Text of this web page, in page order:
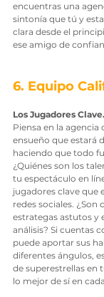
encuentras una
sintonía que tú y
clara desde el
ese amigo de
6. Equipo
Los Jugadores Clave.
Piensa en la
ensueño que estará
haciendo que todo
¿Quiénes son los
tu espectáculo en
jugadores clave que
redes sociales. ¿Son
estrategas astutos y
análisis? Si cuentas
puede aportar sus
diferentes ángulos,
de superestrellas en
lo mejor de sí en